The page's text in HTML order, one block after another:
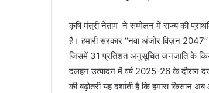
कृषि मंत्री नेताम ने सम्मेलन में राज्य की
है। हमारी सरकार ‘‘नवा अंजोर विज़न
जिसमें 31 प्रतिशत अनुसूचित जनजाति के
दलहन उत्पादन में वर्ष 2025-26 के दौरान
की बढ़ोतरी यह दर्शाती है कि हमारा